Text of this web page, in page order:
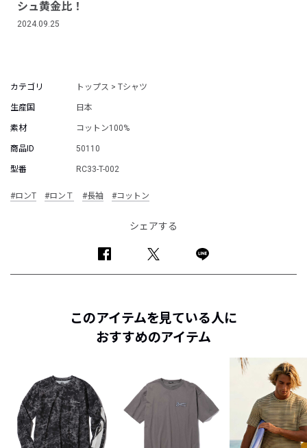
シュ黄金比！
2024.09.25
カテゴリ トップス > Tシャツ
生産国 日本
素材 コットン100%
商品ID 50110
型番 RC33-T-002
#ロンT #ロンＴ #長袖 #コットン
シェアする
このアイテムを見ている人に
おすすめのアイテム